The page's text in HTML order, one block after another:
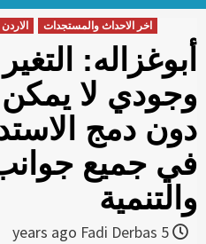
content
اخر الاحداث والمستجدات الاردن
أبوغزاله:
وجودي لا يمكن
دون دمج
في جميع
والتنمية
Fadi Derbas